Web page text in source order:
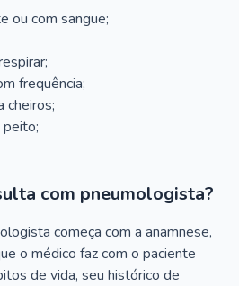
ou com sangue;
frequência;
cheiros;
peito;
com pneumologista?
começa com a anamnese,
o médico faz com o paciente
de vida, seu histórico de